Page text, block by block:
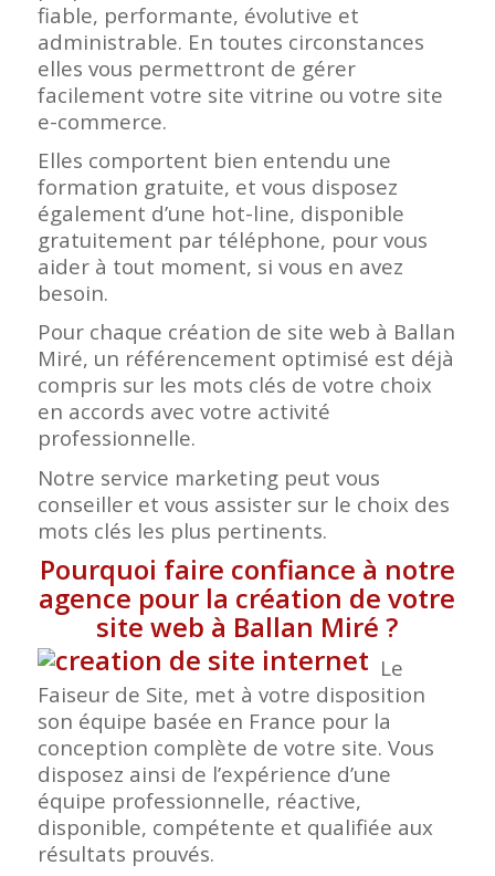
fiable, performante, évolutive et
administrable. En toutes circonstances
elles vous permettront de gérer
facilement votre site vitrine ou votre site
e-commerce.
Elles comportent bien entendu une
formation gratuite, et vous disposez
également d’une hot-line, disponible
gratuitement par téléphone, pour vous
aider à tout moment, si vous en avez
besoin.
Pour chaque création de site web à Ballan
Miré, un référencement optimisé est déjà
compris sur les mots clés de votre choix
en accords avec votre activité
professionnelle.
Notre service marketing peut vous
conseiller et vous assister sur le choix des
mots clés les plus pertinents.
Pourquoi faire confiance à notre
agence pour la création de votre
site web à Ballan Miré ?
Le
Faiseur de Site, met à votre disposition
son équipe basée en France pour la
conception complète de votre site. Vous
disposez ainsi de l’expérience d’une
équipe professionnelle, réactive,
disponible, compétente et qualifiée aux
résultats prouvés.